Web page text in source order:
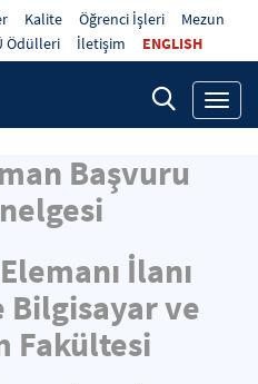
Kalite Öğrenci İşleri
Mezun
Ödülleri İletişim ENGLISH
Başvuru
İlanı
Bilgisayar ve
Fakültesi